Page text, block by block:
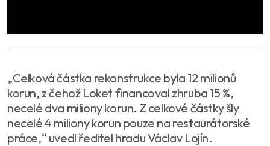
„Celková částka rekonstrukce byla 12 milionů
korun, z čehož Loket financoval zhruba 15 %,
necelé dva miliony korun. Z celkové částky šly
necelé 4 miliony korun pouze na restaurátorské
práce,“ uvedl ředitel hradu Václav Lojín.